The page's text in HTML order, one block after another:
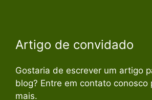
Artigo de convidado
Gostaria de escrever um artigo
blog? Entre em contato conosco
mais.